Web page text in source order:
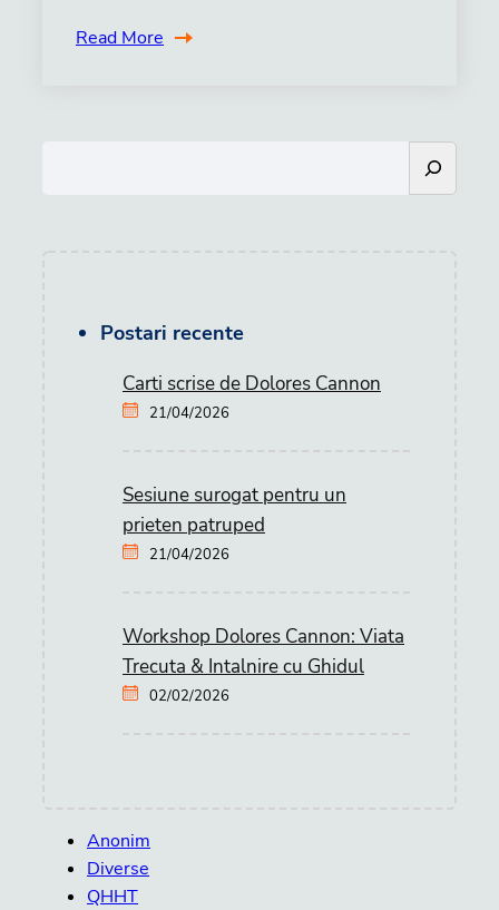
Read More
Postari recente
Carti scrise de Dolores Cannon
21/04/2026
Sesiune surogat pentru un
prieten patruped
21/04/2026
Workshop Dolores Cannon: Viata
Trecuta & Intalnire cu Ghidul
02/02/2026
Anonim
Diverse
QHHT